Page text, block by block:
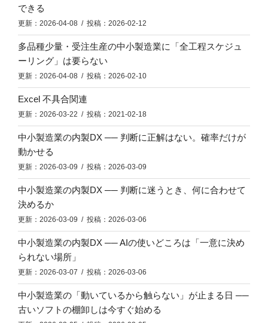
できる
更新：2026-04-08 / 投稿：2026-02-12
多品種少量・受注生産の中小製造業に「全工程スケジュ
ーリング」は要らない
更新：2026-04-08 / 投稿：2026-02-10
Excel 不具合関連
更新：2026-03-22 / 投稿：2021-02-18
中小製造業の内製DX ── 判断に正解はない。確率だけが
動かせる
更新：2026-03-09 / 投稿：2026-03-09
中小製造業の内製DX ── 判断に迷うとき、何に合わせて
決めるか
更新：2026-03-09 / 投稿：2026-03-06
中小製造業の内製DX ── AIの使いどころは「一意に決め
られない場所」
更新：2026-03-07 / 投稿：2026-03-06
中小製造業の「動いているから触らない」が止まる日 ──
古いソフトの棚卸しは今すぐ始める